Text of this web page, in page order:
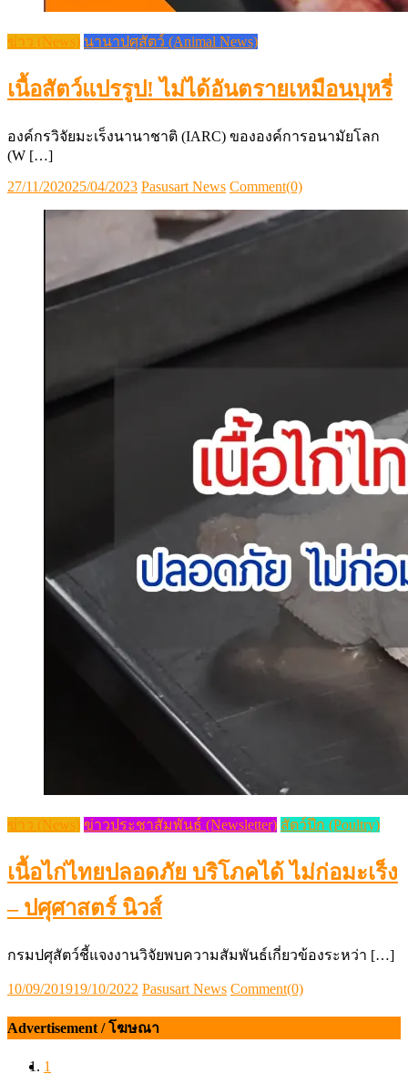
ข่าว (News) นานาปศุสัตว์ (Animal News)
เนื้อสัตว์แปรรูป! ไม่ได้อันตรายเหมือนบุหรี่
องค์กรวิจัยมะเร็งนานาชาติ (IARC) ขององค์การอนามัยโลก
(W […]
Posted
27/11/202025/04/2023 Author
Pasusart News Comment(0)
ข่าว (News) ข่าวประชาสัมพันธ์ (Newsletter) สัตว์ปีก (Poultry)
เนื้อไก่ไทยปลอดภัย บริโภคได้ ไม่ก่อมะเร็ง
– ปศุศาสตร์ นิวส์
กรมปศุสัตว์ชี้แจงงานวิจัยพบความสัมพันธ์เกี่ยวข้องระหว่า […]
Posted
10/09/201919/10/2022 Author
Pasusart News Comment(0)
Advertisement / โฆษณา
1